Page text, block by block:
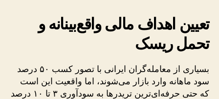
تعیین اهداف مالی واقع‌بینانه و
تحمل ریسک
بسیاری از معامله‌گران ایرانی با تصور کسب ۵۰ درصد
سود ماهانه وارد بازار می‌شوند، اما واقعیت این است
که حتی حرفه‌ای‌ترین تریدرها به سودآوری ۳ تا ۱۰ درصد